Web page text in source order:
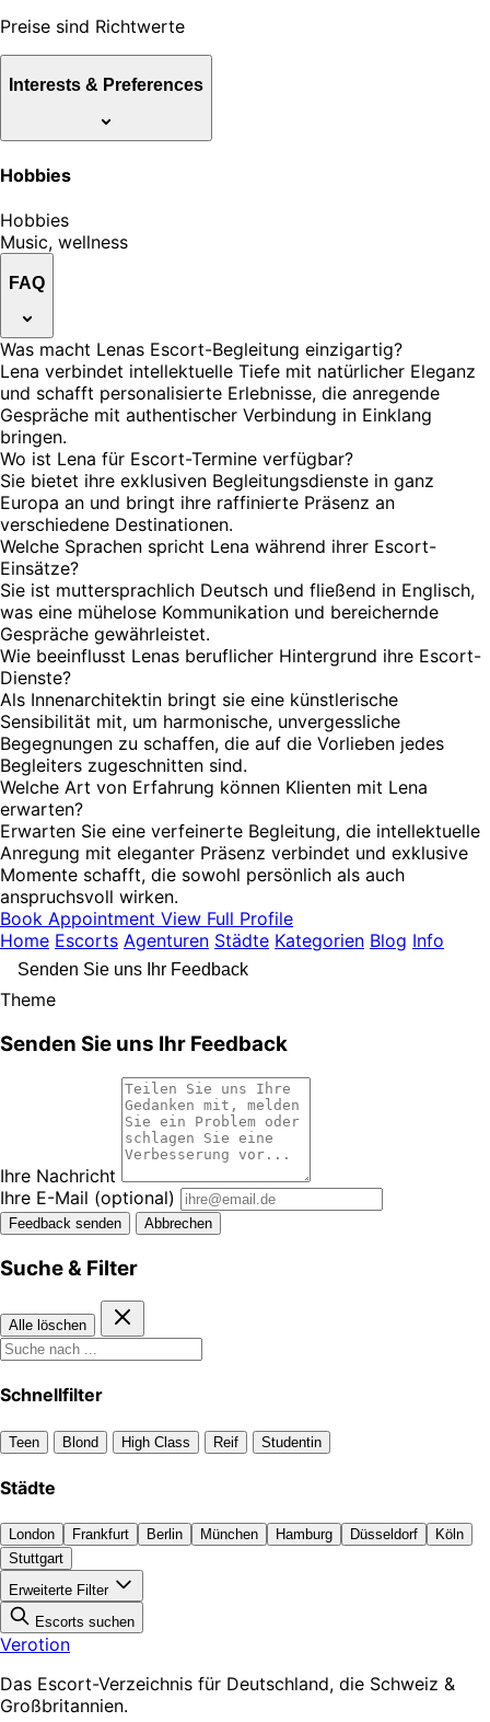
Preise sind Richtwerte
Interests & Preferences
Hobbies
Hobbies
Music, wellness
FAQ
Was macht Lenas Escort-Begleitung einzigartig?
Lena verbindet intellektuelle Tiefe mit natürlicher Eleganz
und schafft personalisierte Erlebnisse, die anregende
Gespräche mit authentischer Verbindung in Einklang
bringen.
Wo ist Lena für Escort-Termine verfügbar?
Sie bietet ihre exklusiven Begleitungsdienste in ganz
Europa an und bringt ihre raffinierte Präsenz an
verschiedene Destinationen.
Welche Sprachen spricht Lena während ihrer Escort-
Einsätze?
Sie ist muttersprachlich Deutsch und fließend in Englisch,
was eine mühelose Kommunikation und bereichernde
Gespräche gewährleistet.
Wie beeinflusst Lenas beruflicher Hintergrund ihre Escort-
Dienste?
Als Innenarchitektin bringt sie eine künstlerische
Sensibilität mit, um harmonische, unvergessliche
Begegnungen zu schaffen, die auf die Vorlieben jedes
Begleiters zugeschnitten sind.
Welche Art von Erfahrung können Klienten mit Lena
erwarten?
Erwarten Sie eine verfeinerte Begleitung, die intellektuelle
Anregung mit eleganter Präsenz verbindet und exklusive
Momente schafft, die sowohl persönlich als auch
anspruchsvoll wirken.
Book Appointment View Full Profile
Home Escorts Agenturen Städte Kategorien Blog Info
Senden Sie uns Ihr Feedback
Theme
Senden Sie uns Ihr Feedback
Ihre Nachricht
Ihre E-Mail (optional)
Feedback senden Abbrechen
Suche & Filter
Alle löschen
Schnellfilter
Teen Blond High Class Reif Studentin
Städte
London Frankfurt Berlin München Hamburg Düsseldorf
Köln
Stuttgart
Erweiterte Filter
Escorts suchen
Verotion
Das Escort-Verzeichnis für Deutschland, die Schweiz &
Großbritannien.